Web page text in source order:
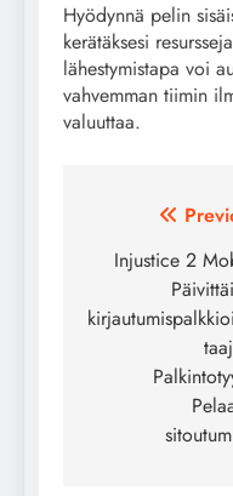
Hyödynnä pelin
kerätäksesi
lähestymistapa voi
vahvemman tiimin
valuuttaa.
navigation
Injustice 2